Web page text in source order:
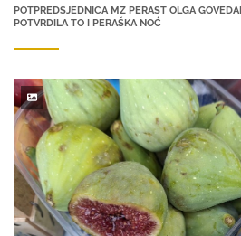
POTPREDSJEDNICA MZ PERAST OLGA
POTVRDILA TO I PERAŠKA NOĆ